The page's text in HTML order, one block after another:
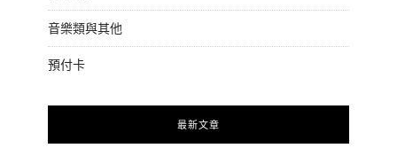
音樂類與其他
預付卡
最新文章